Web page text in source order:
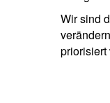
Wir sind
priorisiert